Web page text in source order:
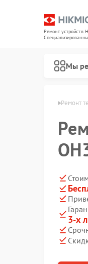
Ремонт устройств
Мы
Ремонт
3-х